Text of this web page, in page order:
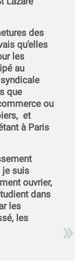
des
qu'elles
les
au
que
ou
et
à Paris
je suis
ouvrier,
dans
les
les